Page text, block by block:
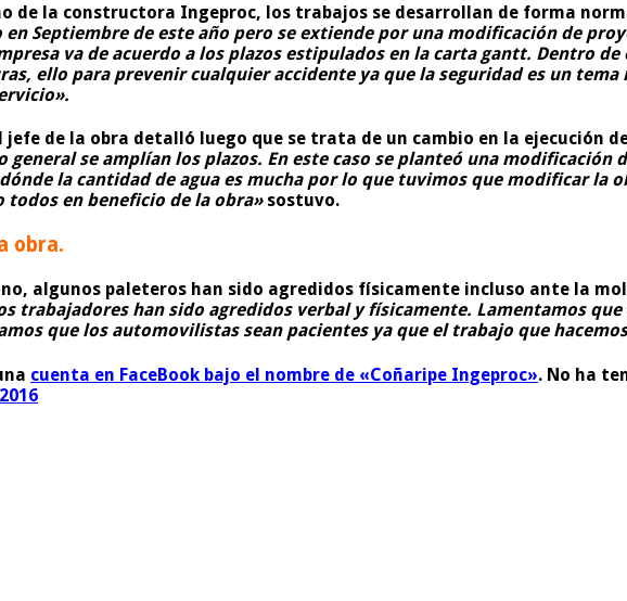
de la constructora Ingeproc, los trabajos se desarrollan de forma
Septiembre de este año pero se extiende por una modificación de
va de acuerdo a los plazos estipulados en la carta gantt. Dentro
ello para prevenir cualquier accidente ya que la seguridad es un
.
de la obra detalló luego que se trata de un cambio en la ejecución
se amplían los plazos. En este caso se planteó una
la cantidad de agua es mucha por lo que tuvimos que modificar la
en beneficio de la obra»sostuvo.
obra.
algunos paleteros han sido agredidos físicamente incluso ante la
trabajadores han sido agredidos verbal y físicamente. Lamentamos
que los automovilistas sean pacientes ya que el trabajo que
cuenta en FaceBook bajo el nombre de «Coñaripe Ingeproc». No ha